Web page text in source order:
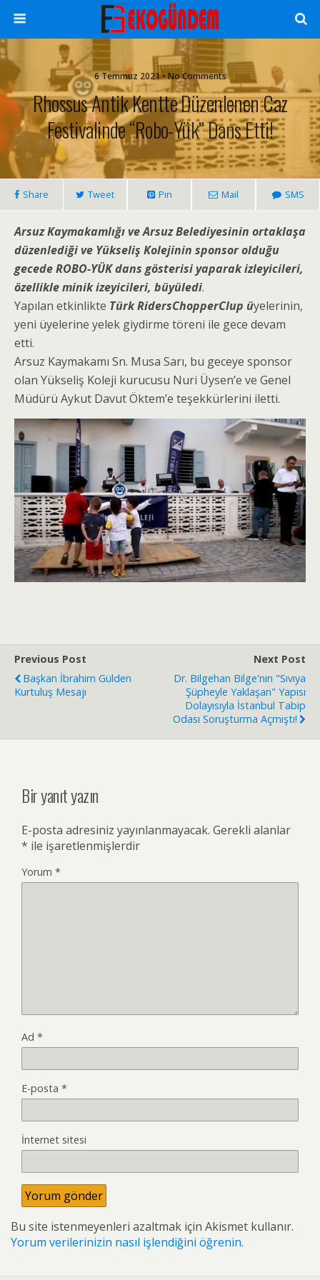
6 Temmuz 2021 • No Comments
Rhossus Antik Kentte Düzenlenen Caz
Festivalinde “Robo-Yük” Dans Etti!
Share Tweet Pin Mail SMS
Arsuz Kaymakamlığı ve Arsuz Belediyesinin ortaklaşa
düzenlediği ve Yükseliş Kolejinin sponsor olduğu
gecede ROBO-YÜK dans gösterisi yaparak izleyicileri,
özellikle minik izeyicileri, büyüledi.
Yapılan etkinlikte Türk RidersChopperClup üyelerinin,
yeni üyelerine yelek giydirme töreni ile gece devam
etti.
Arsuz Kaymakamı Sn. Musa Sarı, bu geceye sponsor
olan Yükseliş Koleji kurucusu Nuri Üysen’e ve Genel
Müdürü Aykut Davut Öktem’e teşekkürlerini iletti.
Previous Post
Başkan İbrahim Gülden
Kurtuluş Mesajı
Next Post
Dr. Bilgehan Bilge'nin "Sıvıya
Şüpheyle Yaklaşan" Yapısı
Dolayısıyla İstanbul Tabip
Odası Soruşturma Açmıştı!
Bir yanıt yazın
E-posta adresiniz yayınlanmayacak. Gerekli alanlar
* ile işaretlenmişlerdir
Yorum *
Ad *
E-posta *
İnternet sitesi
Bu site istenmeyenleri azaltmak için Akismet kullanır.
Yorum verilerinizin nasıl işlendiğini öğrenin.